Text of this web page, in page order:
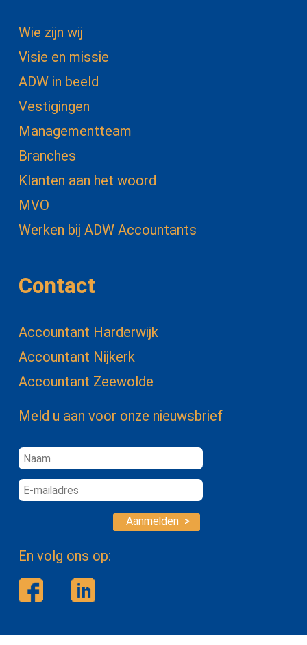
Wie zijn wij
Visie en missie
ADW in beeld
Vestigingen
Managementteam
Branches
Klanten aan het woord
MVO
Werken bij ADW Accountants
Contact
Accountant Harderwijk
Accountant Nijkerk
Accountant Zeewolde
Meld u aan voor onze nieuwsbrief
Aanmelden >
En volg ons op: